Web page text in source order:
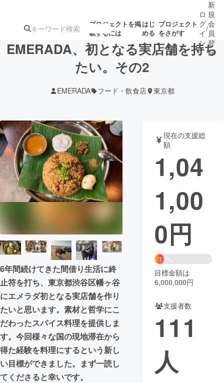
プロジェクトを掲
載するには
はじ
める
プロジェクト
をさがす
ターン
ジェクト
募集終了が近いプ
ロジェクト
アート・写真 音楽
テクノロジー・ガジェット ゲーム・サ
映像・映画
ビジネス・起業
まちづくり・地域活性化
CAMPFIRE for Social Good
CAMPFIRE Creation
CAMPFIREふるさと納税machi-ya コミュニティ
ロ
グ
イ
ン
/
新
規
会
員
登
録
EMERADA、初となる実店舗を持ち
たい。その2
EMERADA フード・飲食店 東京都
6年間続けてきた間借り生活に終
止符を打ち、東京都渋谷区幡ヶ谷
にエメラダ初となる実店舗を作り
たいと思います。素材と哲学にこ
だわったスパイス料理を提供しま
す。今回様々な国の現地滞在から
得た経験を料理にするという新し
い目標ができました。まず一読し
てくださると幸いです。
現在の支援総
額
1,04
1,00
0円
17%
目標金額は
6,000,000円
支援者数
111
人